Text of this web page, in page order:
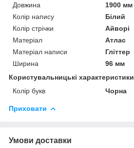
Довжина
1900 мм
Колір напису
Білий
Колір стрічки
Айворі
Матеріал
Атлас
Матеріал написи
Гліттер
Ширина
96 мм
Користувальницькі характеристики
Колір букв
Чорна
Приховати
Умови доставки